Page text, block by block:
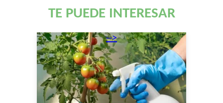
TE PUEDE INTERESAR
-->